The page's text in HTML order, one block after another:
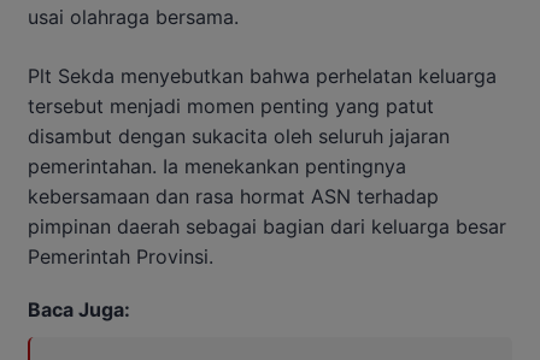
usai olahraga bersama.
Plt Sekda menyebutkan bahwa perhelatan keluarga
tersebut menjadi momen penting yang patut
disambut dengan sukacita oleh seluruh jajaran
pemerintahan. Ia menekankan pentingnya
kebersamaan dan rasa hormat ASN terhadap
pimpinan daerah sebagai bagian dari keluarga besar
Pemerintah Provinsi.
Baca Juga: